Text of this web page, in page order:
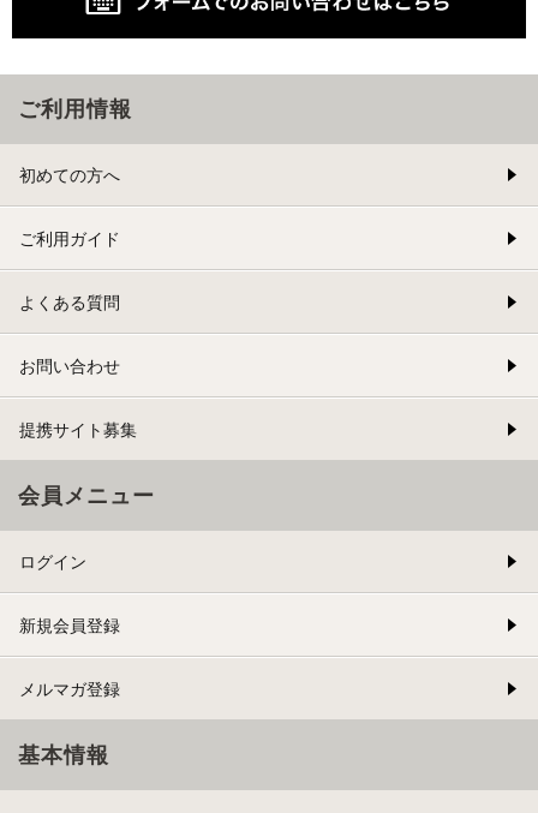
ご利用情報
初めての方へ
ご利用ガイド
よくある質問
お問い合わせ
提携サイト募集
会員メニュー
ログイン
新規会員登録
メルマガ登録
基本情報